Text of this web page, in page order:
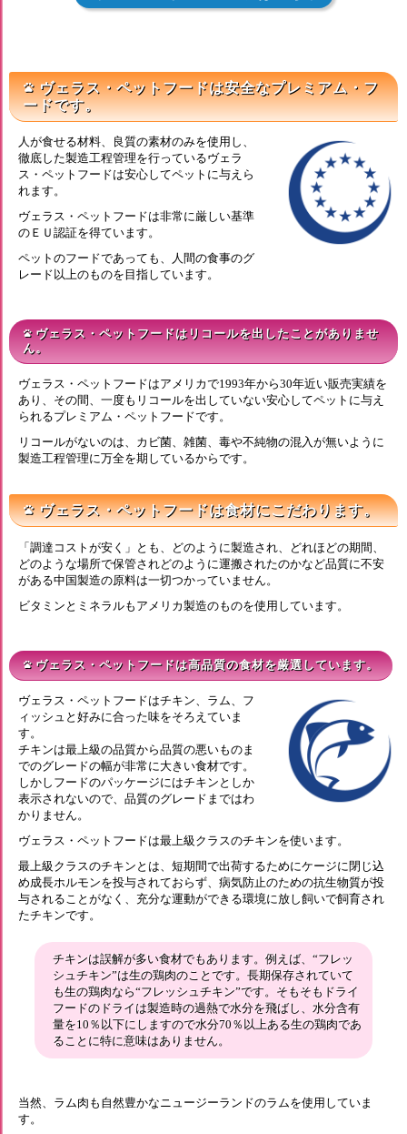
petsヴェラス・ペットフードは安全なプレミアム・フ
ードです。
人が食せる材料、良質の素材のみを使用し、
徹底した製造工程管理を行っているヴェラ
ス・ペットフードは安心してペットに与えら
れます。
ヴェラス・ペットフードは非常に厳しい基準
のＥＵ認証を得ています。
ペットのフードであっても、人間の食事のグ
レード以上のものを目指しています。
petsヴェラス・ペットフードはリコールを出したことがありませ
ん。
ヴェラス・ペットフードはアメリカで1993年から30年近い販売実績を
あり、その間、一度もリコールを出していない安心してペットに与え
られるプレミアム・ペットフードです。
リコールがないのは、カビ菌、雑菌、毒や不純物の混入が無いように
製造工程管理に万全を期しているからです。
petsヴェラス・ペットフードは食材にこだわります。
「調達コストが安く」とも、どのように製造され、どれほどの期間、
どのような場所で保管されどのように運搬されたのかなど品質に不安
がある中国製造の原料は一切つかっていません。
ビタミンとミネラルもアメリカ製造のものを使用しています。
petsヴェラス・ペットフードは高品質の食材を厳選しています。
ヴェラス・ペットフードはチキン、ラム、フ
ィッシュと好みに合った味をそろえていま
す。
チキンは最上級の品質から品質の悪いものま
でのグレードの幅が非常に大きい食材です。
しかしフードのパッケージにはチキンとしか
表示されないので、品質のグレードまではわ
かりません。
ヴェラス・ペットフードは最上級クラスのチキンを使います。
最上級クラスのチキンとは、短期間で出荷するためにケージに閉じ込
め成長ホルモンを投与されておらず、病気防止のための抗生物質が投
与されることがなく、充分な運動ができる環境に放し飼いで飼育され
たチキンです。
チキンは誤解が多い食材でもあります。例えば、“フレッ
シュチキン”は生の鶏肉のことです。長期保存されていて
も生の鶏肉なら“フレッシュチキン”です。そもそもドライ
フードのドライは製造時の過熱で水分を飛ばし、水分含有
量を10％以下にしますので水分70％以上ある生の鶏肉であ
ることに特に意味はありません。
当然、ラム肉も自然豊かなニュージーランドのラムを使用していま
す。